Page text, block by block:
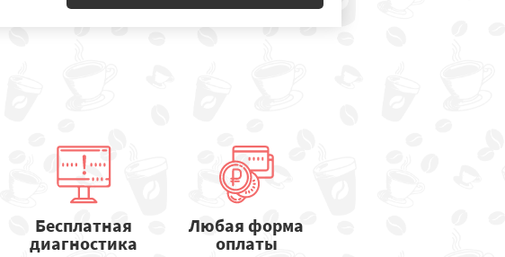
Бесплатная
диагностика
Любая форма
оплаты